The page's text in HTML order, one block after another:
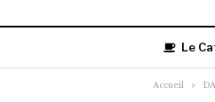
Le
Accueil